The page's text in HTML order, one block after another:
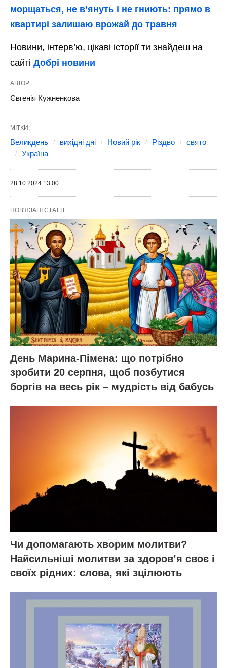
морщаться, не в’януть і не гниють: прямо в
квартирі залишаю врожай до травня
Новини, інтерв’ю, цікаві історії ти знайдеш на
сайті Добрі новини
АВТОР:
Євгенія Кужненкова
МІТКИ:
Великдень вихідні дні Новий рік Різдво
свято
Україна
28.10.2024 13:00
ПОВ'ЯЗАНІ СТАТТІ
День Марина-Пімена: що потрібно
зробити 20 серпня, щоб позбутися
боргів на весь рік – мудрість від бабусь
Чи допомагають хворим молитви?
Найсильніші молитви за здоров’я своє і
своїх рідних: слова, які зцілюють